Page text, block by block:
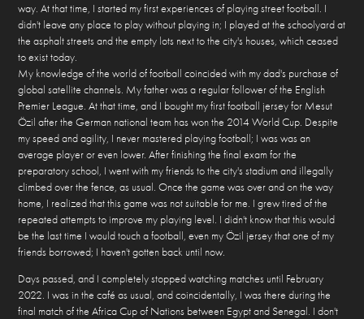
way. At that time, I started my first experiences of playing street football. I
didn't leave any place to play without playing in; I played at the schoolyard at
the asphalt streets and the empty lots next to the city's houses, which ceased
to exist today.
My knowledge of the world of football coincided with my dad's purchase of
global satellite channels. My father was a regular follower of the English
Premier League. At that time, and I bought my first football jersey for Mesut
Özil after the German national team has won the 2014 World Cup. Despite
my speed and agility, I never mastered playing football; I was was an
average player or even lower. After finishing the final exam for the
preparatory school, I went with my friends to the city's stadium and illegally
climbed over the fence, as usual. Once the game was over and on the way
home, I realized that this game was not suitable for me. I grew tired of the
repeated attempts to improve my playing level. I didn't know that this would
be the last time I would touch a football, even my Özil jersey that one of my
friends borrowed; I haven't gotten back until now.
Days passed, and I completely stopped watching matches until February
2022. I was in the café as usual, and coincidentally, I was there during the
final match of the Africa Cup of Nations between Egypt and Senegal. I don't